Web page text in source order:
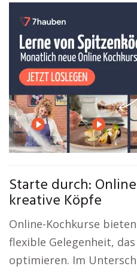
Starte durch:
kreative Köpfe
Online-Kochkurse
flexible Gelegenheit,
optimieren. Im